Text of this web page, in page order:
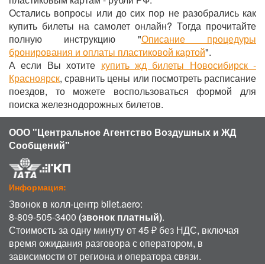
Остались вопросы или до сих пор не разобрались как
купить билеты на самолет онлайн? Тогда прочитайте
полную инструкцию "Описание процедуры
бронирования и оплаты пластиковой картой".
А если Вы хотите купить жд билеты Новосибирск -
Красноярск, сравнить цены или посмотреть расписание
поездов, то можете воспользоваться формой для
поиска железнодорожных билетов.
ООО "Центральное Агентство Воздушных и ЖД
Сообщений"
Информация:
Звонок в колл-центр bilet.aero:
8-809-505-3400 (звонок платный).
Стоимость за одну минуту от 45 ₽ без НДС, включая
время ожидания разговора с оператором, в
зависимости от региона и оператора связи.